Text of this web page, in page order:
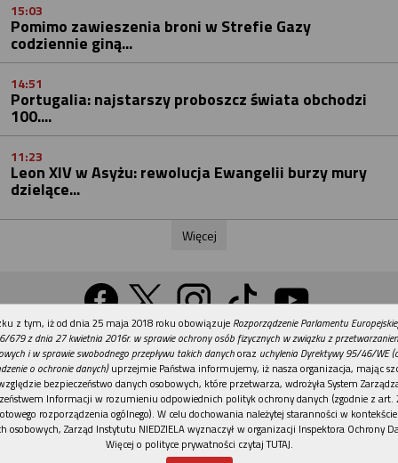
15:03
Pomimo zawieszenia broni w Strefie Gazy
codziennie giną...
14:51
Portugalia: najstarszy proboszcz świata obchodzi
100....
11:23
Leon XIV w Asyżu: rewolucja Ewangelii burzy mury
dzielące...
Więcej
Wersja na komputer
Działy Tematy Kontakt Reklama
Patronaty
Polityka prywatności
REKLAMA
z tym, iż od dnia 25 maja 2018 roku obowiązuje Rozporządzenie Parlamentu
679 z dnia 27 kwietnia 2016r. w sprawie ochrony osób fizycznych w związku z
i w sprawie swobodnego przepływu takich danychoraz uchylenia Dyrektywy 95/46/WE
o ochronie danych)uprzejmie Państwa informujemy, iż nasza organizacja, mając
bezpieczeństwo danych osobowych, które przetwarza, wdrożyła System
Informacji w rozumieniu odpowiednich polityk ochrony danych (zgodnie z art.
rozporządzenia ogólnego). W celu dochowania należytej staranności w
osobowych, Zarząd Instytutu NIEDZIELA wyznaczył w organizacji Inspektora Ochrony
Więcej o polityce prywatności czytaj TUTAJ.